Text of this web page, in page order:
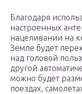
Благодаря
настроенных
нацеливании на
Земле будет
над головой
другой
можно будет
поездах,